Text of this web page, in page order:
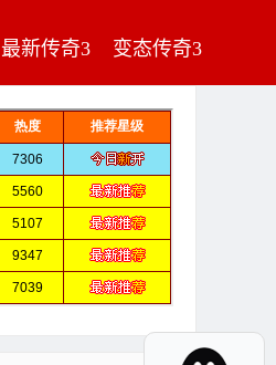
最新传奇3 变态传奇3